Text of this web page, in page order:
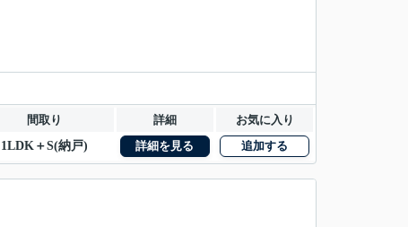
間取り 詳細
お気に入り
1LDK＋S(納戸) 詳細を見る 追加する